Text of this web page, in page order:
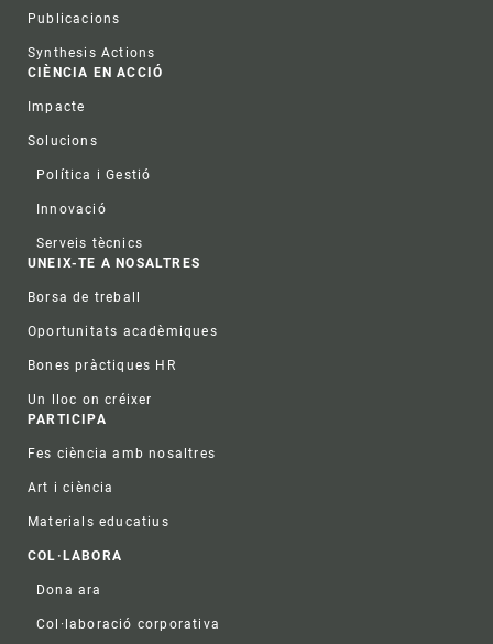
Publicacions
Synthesis Actions
CIÈNCIA EN ACCIÓ
Impacte
Solucions
Política i Gestió
Innovació
Serveis tècnics
UNEIX-TE A NOSALTRES
Borsa de treball
Oportunitats acadèmiques
Bones pràctiques HR
Un lloc on créixer
PARTICIPA
Fes ciència amb nosaltres
Art i ciència
Materials educatius
COL·LABORA
Dona ara
Col·laboració corporativa